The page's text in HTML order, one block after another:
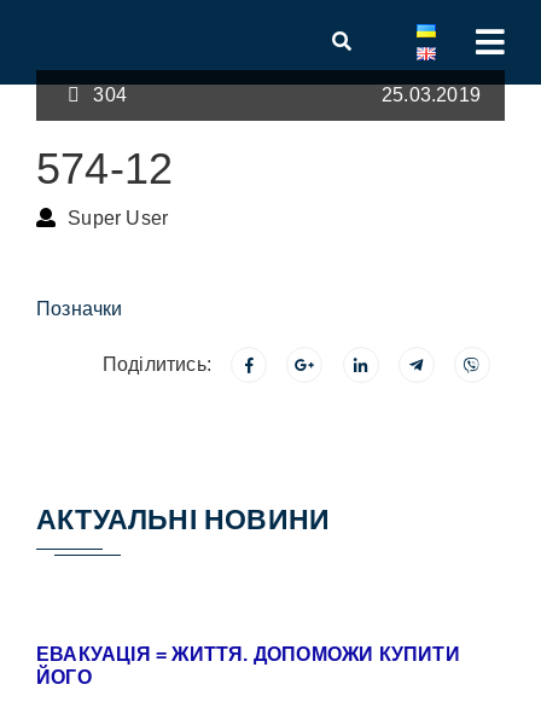
304 25.03.2019
574-12
Super User
Позначки
Поділитись:
АКТУАЛЬНІ НОВИНИ
ЕВАКУАЦІЯ = ЖИТТЯ. ДОПОМОЖИ КУПИТИ
ЙОГО